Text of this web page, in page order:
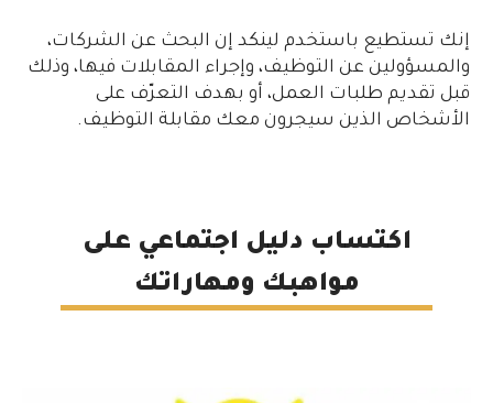
إنك تستطيع باستخدم لينكد إن البحث عن الشركات،
والمسؤولين عن التوظيف، وإجراء المقابلات فيها، وذلك
قبل تقديم طلبات العمل، أو بهدف التعرّف على
الأشخاص الذين سيجرون معك مقابلة التوظيف.
اكتساب دليل اجتماعي على
مواهبك ومهاراتك